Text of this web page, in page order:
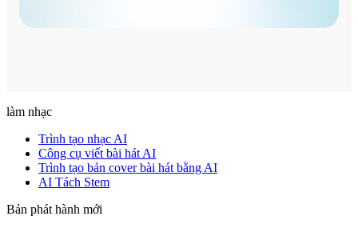
làm nhạc
Trình tạo nhạc AI
Công cụ viết bài hát AI
Trình tạo bản cover bài hát bằng AI
AI Tách Stem
Bản phát hành mới